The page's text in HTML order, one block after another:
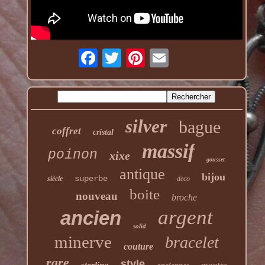
coffret cristal silver bague
poinon xixe massif gousset
siècle superbe antique deco bijou
nouveau boite broche
ancien solid argent
minerve couture bracelet